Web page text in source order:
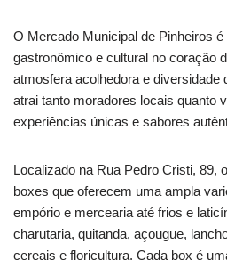
O Mercado Municipal de Pinheiros
gastronômico e cultural no coração
atmosfera acolhedora e diversidade
atrai tanto moradores locais quanto
experiências únicas e sabores
Localizado na Rua Pedro Cristi, 89,
boxes que oferecem uma ampla
empório e mercearia até frios e
charutaria, quitanda, açougue,
cereais e floricultura. Cada box é